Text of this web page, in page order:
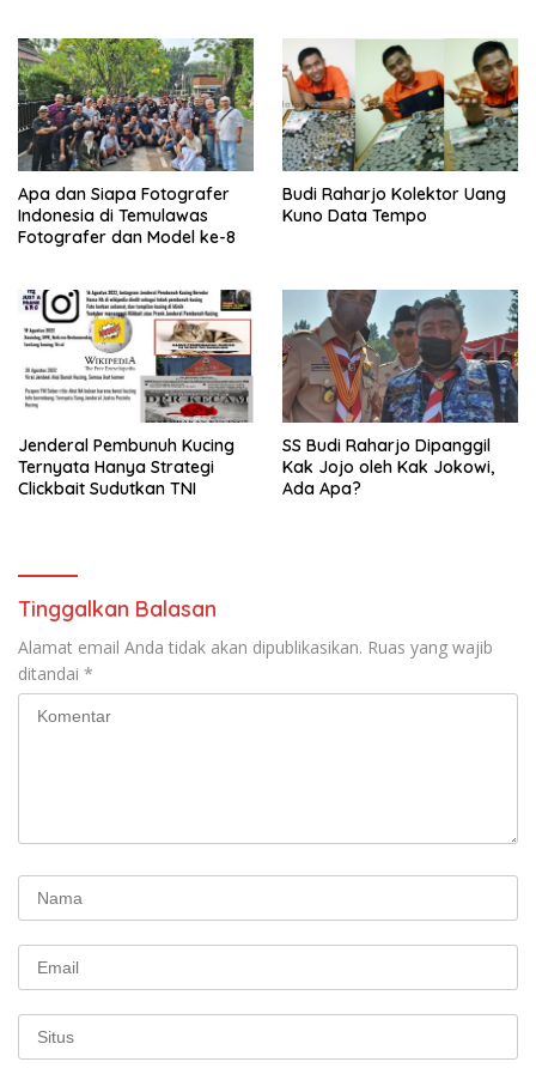
Apa dan Siapa Fotografer
Indonesia di Temulawas
Fotografer dan Model ke-8
Budi Raharjo Kolektor Uang
Kuno Data Tempo
Jenderal Pembunuh Kucing
Ternyata Hanya Strategi
Clickbait Sudutkan TNI
SS Budi Raharjo Dipanggil
Kak Jojo oleh Kak Jokowi,
Ada Apa?
Tinggalkan Balasan
Alamat email Anda tidak akan dipublikasikan. Ruas yang wajib
ditandai *